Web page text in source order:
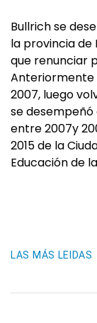
Bullrich se
la provincia de
que renunciar
Anteriormente
2007, luego
se
entre 2007y
2015 de la
Educación de
LAS MÁS LEIDAS